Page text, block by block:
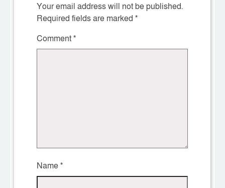
Your email address will not be published.
Required fields are marked *
Comment*
Name*